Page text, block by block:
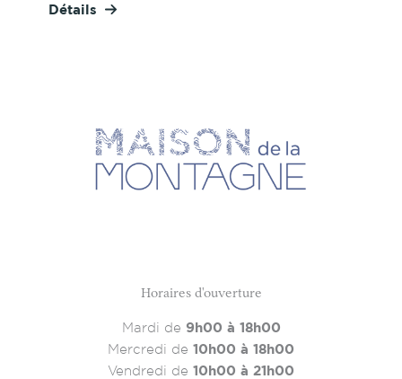
Détails
Horaires d'ouverture
Mardi de 9h00 à 18h00
Mercredi de 10h00 à 18h00
Vendredi de 10h00 à 21h00